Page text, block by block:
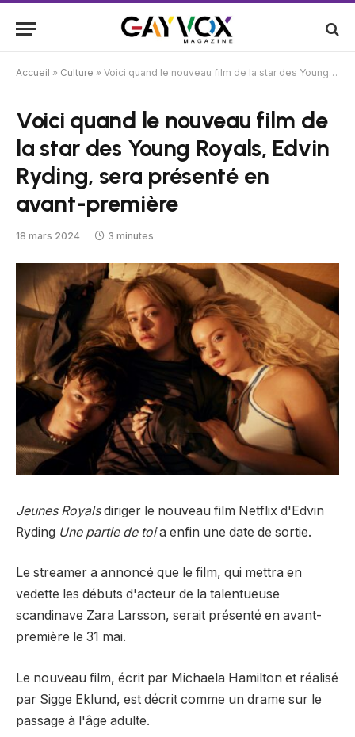
Accueil » Culture » Voici quand le nouveau film de la star des Young Royals, Edvin Ryding, sera présenté en avant-première
Voici quand le nouveau film de
la star des Young Royals, Edvin
Ryding, sera présenté en
avant-première
18 mars 2024 3 minutes
Jeunes Royalsdiriger le nouveau film Netflix d'Edvin
Ryding Une partie de toia enfin une date de sortie.
Le streamer a annoncé que le film, qui mettra en
vedette les débuts d'acteur de la talentueuse
scandinave Zara Larsson, serait présenté en avant-
première le 31 mai.
Le nouveau film, écrit par Michaela Hamilton et réalisé
par Sigge Eklund, est décrit comme un drame sur le
passage à l'âge adulte.